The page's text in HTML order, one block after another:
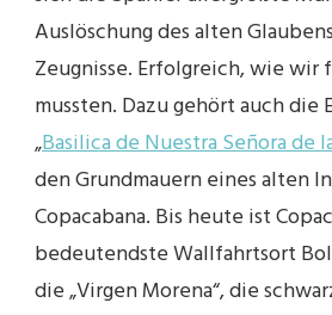
Auslöschung des alten
Zeugnisse. Erfolgreich, wie wir
mussten. Dazu gehört auch die
„Basilica de Nuestra Señora de
den Grundmauern eines alten
Copacabana. Bis heute ist
bedeutendste Wallfahrtsort
die „Virgen Morena“, die